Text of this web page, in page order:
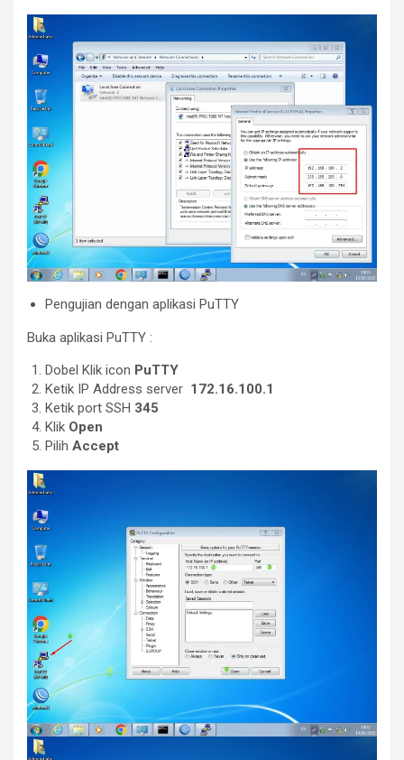
Pengujian dengan aplikasi PuTTY
Buka aplikasi PuTTY :
Dobel Klik icon PuTTY
Ketik IP Address server 172.16.100.1
Ketik port SSH 345
Klik Open
Pilih Accept